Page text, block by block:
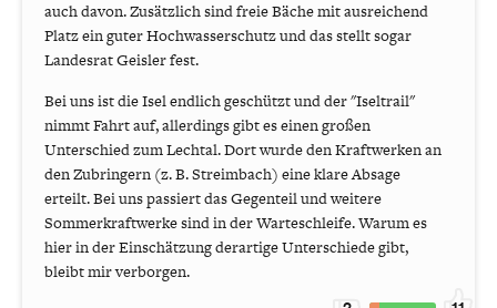
auch davon. Zusätzlich sind freie Bäche mit ausreichend
Platz ein guter Hochwasserschutz und das stellt sogar
Landesrat Geisler fest.
Bei uns ist die Isel endlich geschützt und der "Iseltrail"
nimmt Fahrt auf, allerdings gibt es einen großen
Unterschied zum Lechtal. Dort wurde den Kraftwerken an
den Zubringern (z. B. Streimbach) eine klare Absage
erteilt. Bei uns passiert das Gegenteil und weitere
Sommerkraftwerke sind in der Warteschleife. Warum es
hier in der Einschätzung derartige Unterschiede gibt,
bleibt mir verborgen.